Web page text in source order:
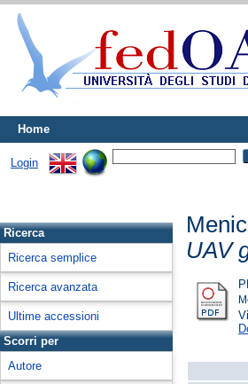
Home
Login
Ricerca
Ricerca semplice
Ricerca avanzata
Ultime accessioni
Scorri per
Autore
UAV